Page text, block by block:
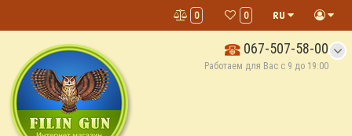
0
0
067-507-58-00
Работаем для Вас с 9 до 19:00